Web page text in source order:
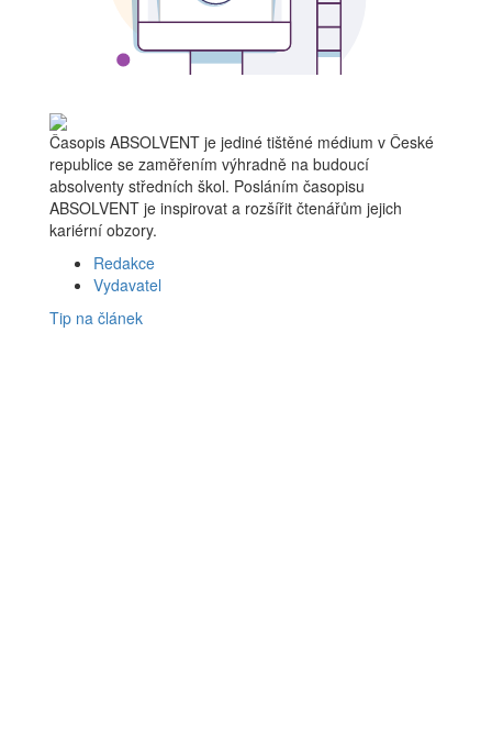
Časopis ABSOLVENT je jediné tištěné médium v České
republice se zaměřením výhradně na budoucí
absolventy středních škol. Posláním časopisu
ABSOLVENT je inspirovat a rozšířit čtenářům jejich
kariérní obzory.
Redakce
Vydavatel
Tip na článek